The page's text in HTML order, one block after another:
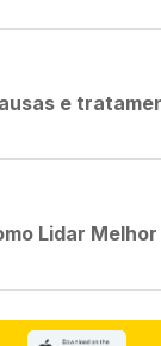
e
Lidar